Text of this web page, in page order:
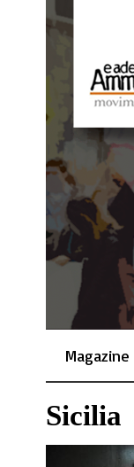
Sicilia